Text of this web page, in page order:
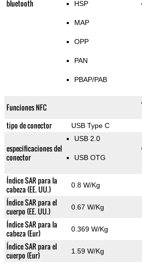
bluetooth HSP
MAP
OPP
PAN
PBAP/PAB
Funciones NFC
tipo de conector USB Type C
especificaciones del
conector
USB 2.0
USB OTG
Índice SAR para la
cabeza (EE. UU.)
0.8 W/Kg
Índice SAR para el
cuerpo (EE. UU.)
0.67 W/Kg
Índice SAR para la
cabeza (Eur)
0.369 W/Kg
Índice SAR para el
cuerpo (Eur)
1.59 W/Kg